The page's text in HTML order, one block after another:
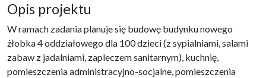
Opis projektu
W ramach zadania planuje się budowę budynku nowego
żłobka 4 oddziałowego dla 100 dzieci (z sypialniami, salami
zabaw z jadalniami, zapleczem sanitarnym), kuchnię,
pomieszczenia administracyjno-socjalne, pomieszczenia